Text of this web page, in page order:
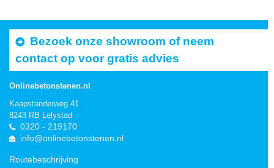
Bezoek onze showroom of neem
contact op voor gratis advies
Onlinebetonstenen.nl
Kaapstanderweg 41
8243 RB Lelystad
0320 - 219170
info@onlinebetonstenen.nl
Routebeschrijving